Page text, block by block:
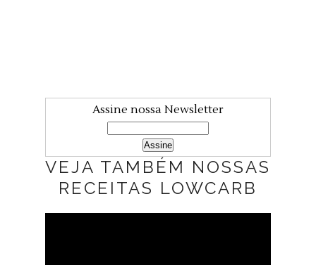
Assine nossa Newsletter
VEJA TAMBÉM NOSSAS
RECEITAS LOWCARB